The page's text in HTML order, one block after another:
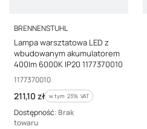
PRODUCENT
BRENNENSTUHL
Lampa warsztatowa LED z
wbudowanym akumulatorem
400lm 6000K IP20 1177370010
Kod producenta
1177370010
Cena brutto
211,10 zł w tym %s VAT
w tym 23% VAT
Dostępność: Brak
towaru